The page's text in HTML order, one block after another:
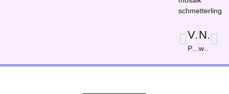
schmetterling
Vorige
Polarlichter über Leipzig
Nächster
waldesluft